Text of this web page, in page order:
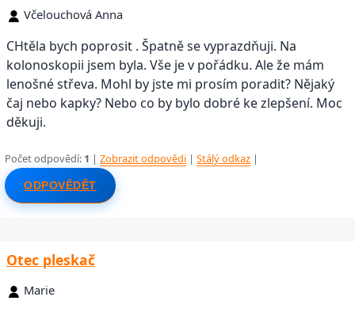
Včelouchová Anna
CHtěla bych poprosit . Špatně se vyprazdňuji. Na
kolonoskopii jsem byla. Vše je v pořádku. Ale že mám
lenošné střeva. Mohl by jste mi prosím poradit? Nějaký
čaj nebo kapky? Nebo co by bylo dobré ke zlepšení. Moc
děkuji.
Počet odpovědí: 1 |Zobrazit odpovědi |Stálý odkaz |
ODPOVĚDĚT
Otec pleskač
Marie